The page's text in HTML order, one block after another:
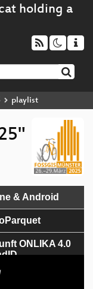
playlist
& Android
ONLIKA 4.0